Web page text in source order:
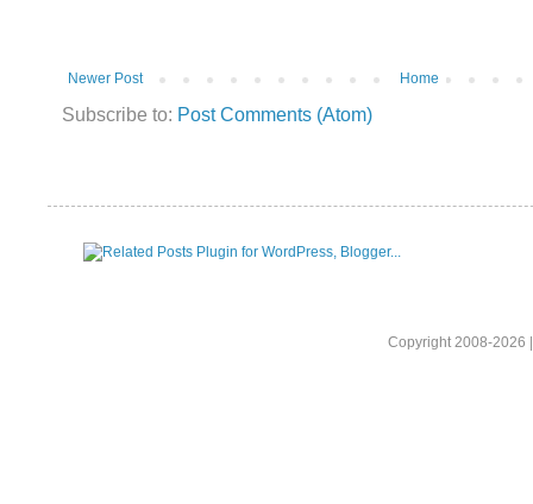
Newer Post Home
Subscribe to: Post Comments (Atom)
Copyright 2008-2026